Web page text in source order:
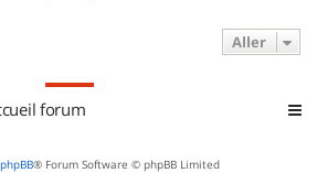
Aller
forum
phpBB® Forum Software © phpBB Limited